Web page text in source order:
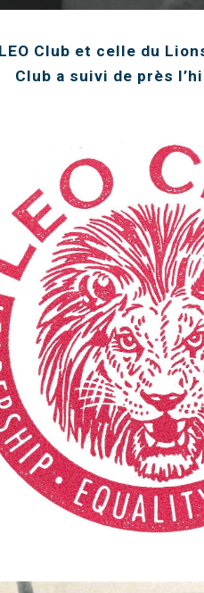
Club et celle du
Club a suivi de près